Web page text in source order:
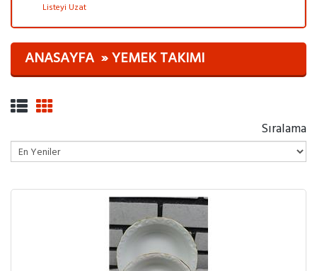
Listeyi Uzat
ANASAYFA YEMEK TAKIMI
Sıralama